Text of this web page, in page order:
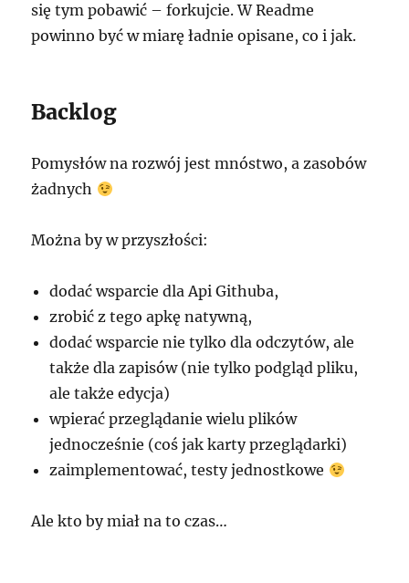
się tym pobawić – forkujcie. W Readme
powinno być w miarę ładnie opisane, co i jak.
Backlog
Pomysłów na rozwój jest mnóstwo, a zasobów
żadnych
Można by w przyszłości:
dodać wsparcie dla Api Githuba,
zrobić z tego apkę natywną,
dodać wsparcie nie tylko dla odczytów, ale
także dla zapisów (nie tylko podgląd pliku,
ale także edycja)
wpierać przeglądanie wielu plików
jednocześnie (coś jak karty przeglądarki)
zaimplementować, testy jednostkowe
Ale kto by miał na to czas…